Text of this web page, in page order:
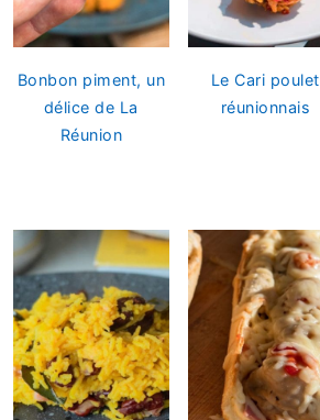
Bonbon piment, un
délice de La
Réunion
Le Cari poulet
réunionnais